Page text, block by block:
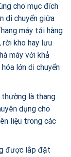
cho mục đích
di chuyển giữa
máy tải hàng
rời kho hay lưu
máy với khả
lớn di chuyển
là thang
dụng cho
liệu trong các
được lắp đặt